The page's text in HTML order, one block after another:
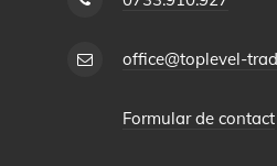
office@toplevel-
Formular de contact